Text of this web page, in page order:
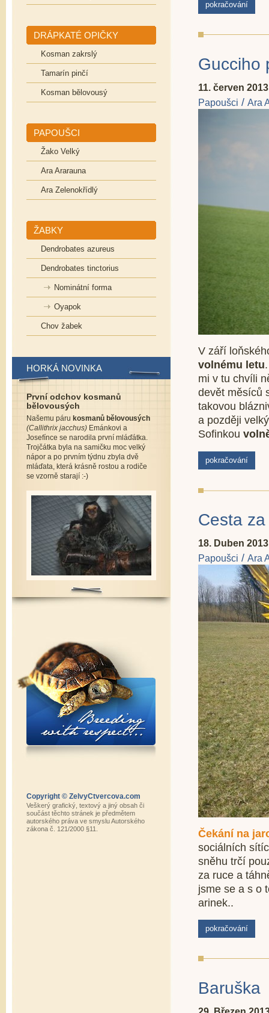
DRÁPKATÉ OPIČKY
Kosman zakrslý
Tamarín pinčí
Kosman bělovousý
PAPOUŠCI
Žako Velký
Ara Ararauna
Ara Zelenokřídlý
ŽABKY
Dendrobates azureus
Dendrobates tinctorius
Nominátní forma
Oyapok
Chov žabek
HORKÁ NOVINKA
První odchov kosmanů
bělovousých
Našemu páru kosmanů bělovousých
(Callithrix jacchus) Emánkovi a
Josefínce se narodila první mláďátka.
Trojčátka byla na samičku moc velký
nápor a po prvním týdnu zbyla dvě
mláďata, která krásně rostou a rodiče
se vzorně starají :-)
Copyright © ZelvyCtvercova.com
Veškerý grafický, textový a jiný obsah či
součást těchto stránek je předmětem
autorského práva ve smyslu Autorského
zákona č. 121/2000 §11.
pokračování
Gucciho
11. červen 2013
Papoušci / Ara
V září
volnému letu
mi v tu chvíli
devět měsíců
takovou
a později
Sofinkou
pokračování
Cesta
18. Duben 2013
Papoušci / Ara
Čekání na
sociálních
sněhu trčí
za ruce a
jsme se a s o
arinek..
pokračování
Baruška